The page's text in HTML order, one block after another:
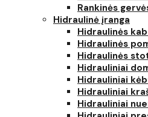
Rankinės
Hidraulinė įranga
Hidraulinės
Hidraulinės
Hidraulinės
Hidrauliniai
Hidrauliniai
Hidrauliniai
Hidrauliniai